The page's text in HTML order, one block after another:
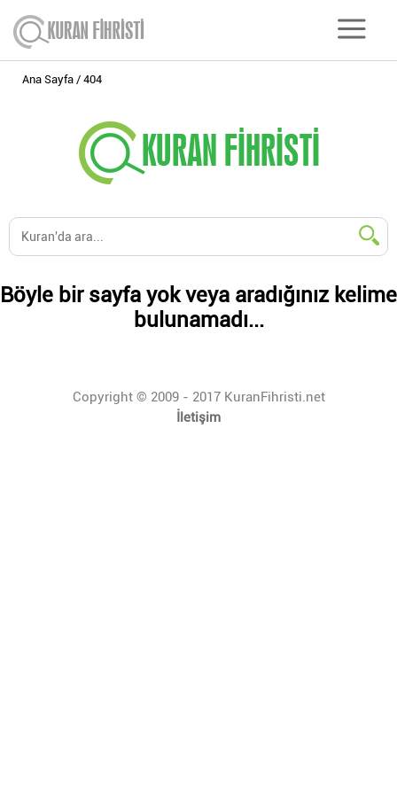
Ana Sayfa 404
Böyle bir sayfa yok veya aradığınız kelime
bulunamadı...
Copyright © 2009 - 2017 KuranFihristi.net
İletişim